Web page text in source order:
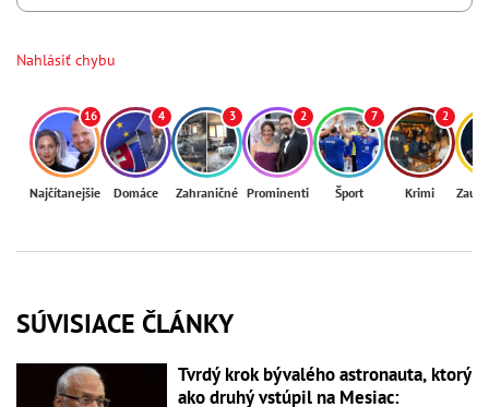
Nahlásiť chybu
16
Najčítanejšie
4
Domáce
3
Zahraničné
2
Prominenti
7
Šport
2
Krimi
SÚVISIACE ČLÁNKY
Tvrdý krok bývalého astronauta, ktorý
ako druhý vstúpil na Mesiac: